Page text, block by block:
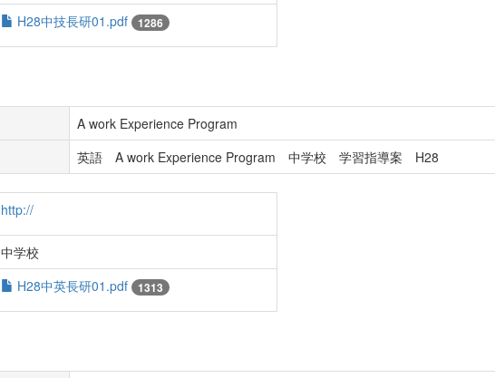
H28中技長研01.pdf 1286
A work Experience Program
英語 A work Experience Program 中学校 学習指導案 H28
http://
中学校
H28中英長研01.pdf 1313